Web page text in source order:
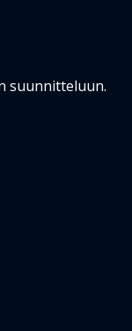
suunnitteluun.